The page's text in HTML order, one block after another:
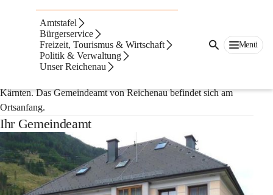
Amtstafel
Bürgerservice
Freizeit, Tourismus & Wirtschaft
Politik & Verwaltung
Unser Reichenau
Menü
Verwaltung
Die Gemeinde Reichenau ist eine Gemeinde mit 1800
Kärnten. Das Gemeindeamt von Reichenau befindet sich am
Ortsanfang.
Ihr Gemeindeamt